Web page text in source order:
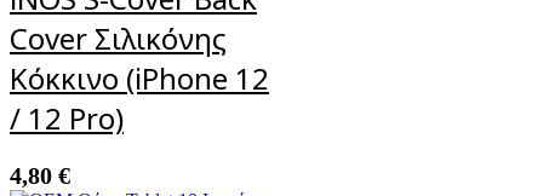
Cover Σιλικόνης
Κόκκινο (iPhone 12
/ 12 Pro)
4,80 €